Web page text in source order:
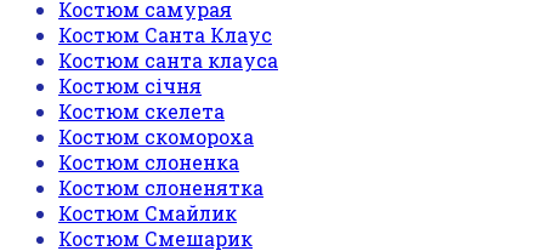
Костюм самурая
Костюм Санта Клаус
Костюм санта клауса
Костюм січня
Костюм скелета
Костюм скомороха
Костюм слоненка
Костюм слоненятка
Костюм Смайлик
Костюм Смешарик